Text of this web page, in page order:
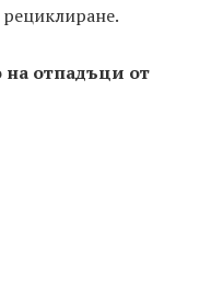
отпадъци от